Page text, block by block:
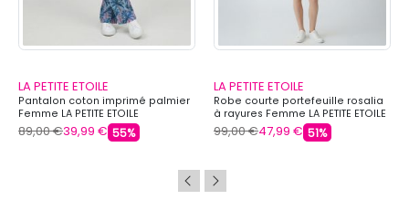
LA PETITE ETOILE
Pantalon coton imprimé palmier
Femme LA PETITE ETOILE
89,00 €39,99 € 55%
LA PETITE ETOILE
Robe courte portefeuille rosalia
à rayures Femme LA PETITE ETOILE
99,00 €47,99 € 51%